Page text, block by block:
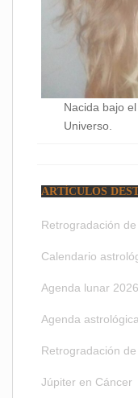
Nacida bajo
Universo.
ARTÍCULOS
Retrogradación
Calendario
Agenda lunar 2026
Agenda
Retrogradación
Júpiter en Cáncer